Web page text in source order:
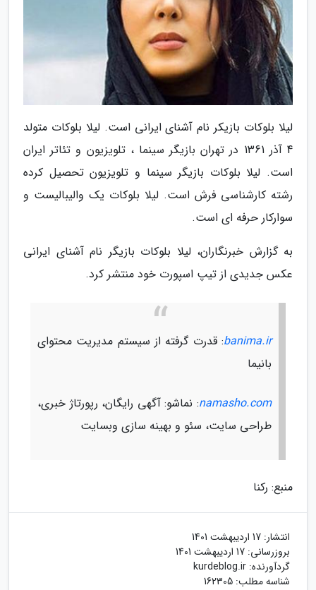
لیلا بلوکات بازیکر نام آشنای ایرانی است. لیلا بلوکات متولد
4 آذر 1361 در تهران بازیگر سینما ، تلویزیون و تئاتر ایران
است. لیلا بلوکات بازیگر سینما و تلویزیون تحصیل کرده
رشته کارشناسی فرش است. لیلا بلوکات یک والیبالیست و
سوارکار حرفه ای است.
به گزارش خبرنگاران، لیلا بلوکات بازیگر نام آشنای ایرانی
عکس جدیدی از تیپ اسپورت خود منتشر کرد.
banima.ir: قدرت گرفته از سیستم مدیریت محتوای
بانیما
namasho.com: نماشو: آگهی رایگان، رپورتاژ خبری،
طراحی سایت، سئو و بهینه سازی وبسایت
منبع: رکنا
انتشار: 17 اردیبهشت 1401
بروزرسانی: 17 اردیبهشت 1401
گردآورنده: kurdeblog.ir
شناسه مطلب: 162305